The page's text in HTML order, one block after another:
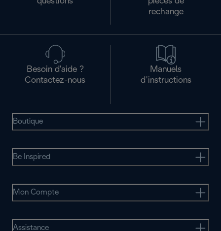
rechange
Besoin d'aide ?
Contactez-nous
Manuels
d’instructions
Boutique
Be Inspired
Mon Compte
Assistance